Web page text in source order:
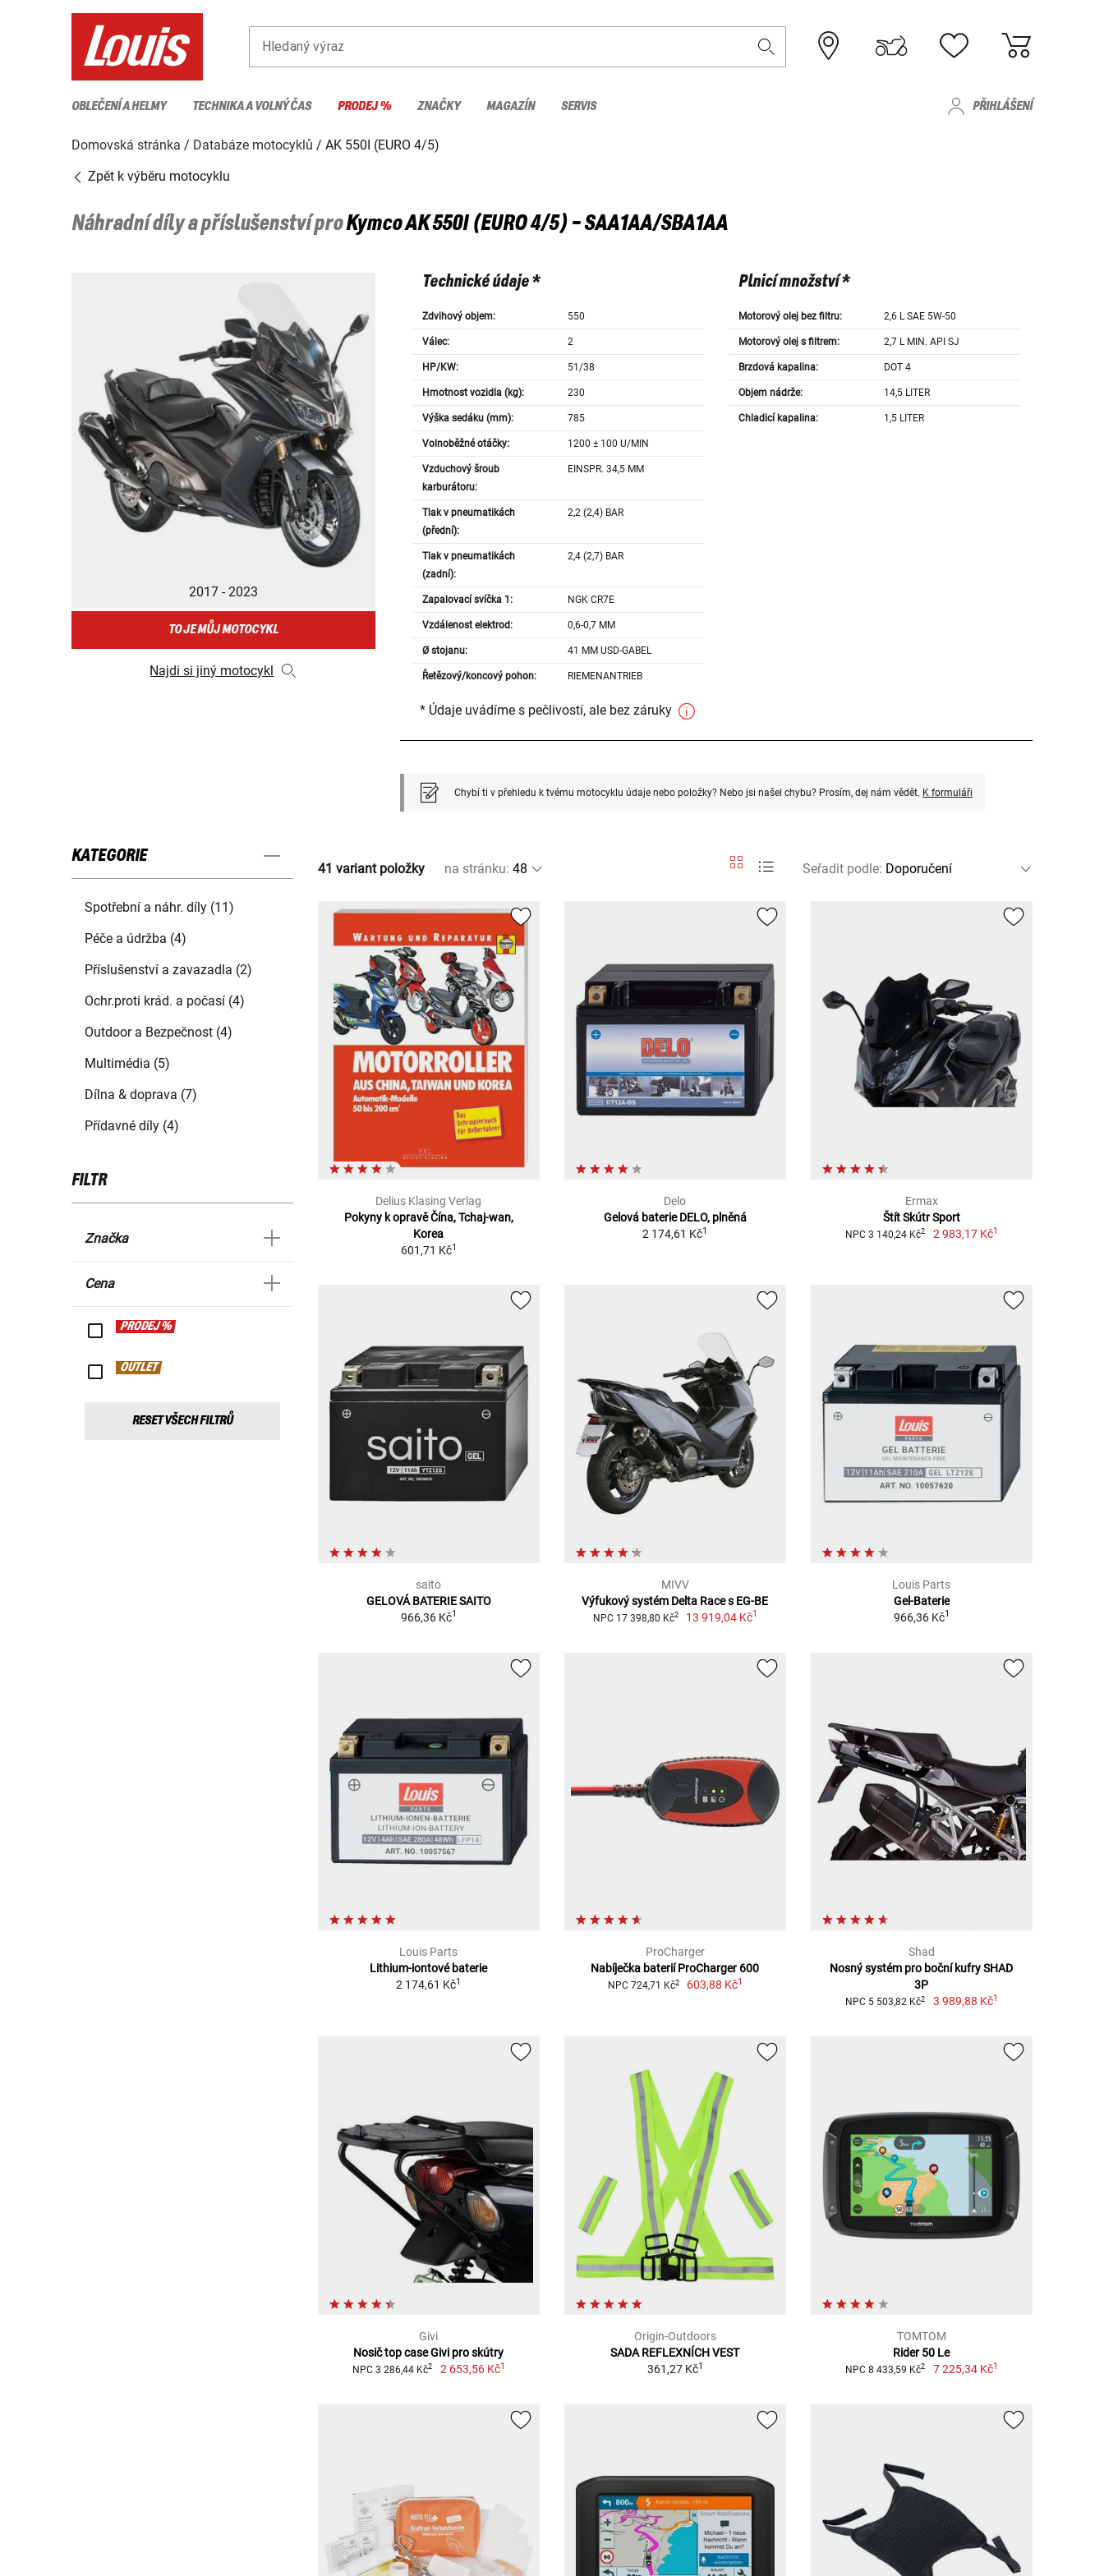
Hledaný výraz
OBLEČENÍ A HELMY TECHNIKA A VOLNÝ ČAS PRODEJ % ZNAČKY MAGAZÍN SERVIS PŘIHLÁŠENÍ
Domovská stránka Databáze motocyklů
AK 550I (EURO 4/5)
Zpět k výběru motocyklu
Náhradní díly a příslušenství proKymcoAK 550I (EURO 4/5) - SAA1AA/SBA1AA
2017 - 2023
TO JE MŮJ MOTOCYKL
Najdi si jiný motocykl
Technické údaje *
Zdvihový objem: 550
Válec: 2
HP/KW: 51/38
Hmotnost vozidla (kg): 230
Výška sedáku (mm): 785
Volnoběžné otáčky: 1200 ± 100 U/MIN
Vzduchový šroub
karburátoru:
EINSPR. 34,5 MM
Tlak v pneumatikách
(přední):
2,2 (2,4) BAR
Tlak v pneumatikách
(zadní):
2,4 (2,7) BAR
Zapalovací svíčka 1: NGK CR7E
Vzdálenost elektrod: 0,6-0,7 MM
Ø stojanu: 41 MM USD-GABEL
Řetězový/koncový pohon: RIEMENANTRIEB
Plnicí množství *
Motorový olej bez filtru: 2,6 L SAE 5W-50
Motorový olej s filtrem: 2,7 L MIN. API SJ
Brzdová kapalina: DOT 4
Objem nádrže: 14,5 LITER
Chladicí kapalina: 1,5 LITER
* Údaje uvádíme s pečlivostí, ale bez záruky
Chybí ti v přehledu k tvému motocyklu údaje nebo položky? Nebo jsi našel chybu? Prosím, dej nám vědět. K formuláři
KATEGORIE
Spotřební a náhr. díly (11)
Péče a údržba (4)
Příslušenství a zavazadla (2)
Ochr.proti krád. a počasí (4)
Outdoor a Bezpečnost (4)
Multimédia (5)
Dílna & doprava (7)
Přídavné díly (4)
FILTR
Značka
Cena
PRODEJ %
OUTLET
RESET VŠECH FILTRŮ
41 variant položky na stránku: Seřadit podle:
Delius Klasing Verlag
Pokyny k opravě Čína, Tchaj-wan,
Korea
601,71 Kč1
Delo
Gelová baterie DELO, plněná
2 174,61 Kč1
Ermax
Štít Skútr Sport
NPC 3 140,24 Kč2 2 983,17 Kč1
saito
GELOVÁ BATERIE SAITO
966,36 Kč1
MIVV
Výfukový systém Delta Race s EG-BE
NPC 17 398,80 Kč2 13 919,04 Kč1
Louis Parts
Gel-Baterie
966,36 Kč1
Louis Parts
Lithium-iontové baterie
2 174,61 Kč1
ProCharger
Nabíječka baterií ProCharger 600
NPC 724,71 Kč2 603,88 Kč1
Shad
Nosný systém pro boční kufry SHAD
3P
NPC 5 503,82 Kč2 3 989,88 Kč1
Givi
Nosič top case Givi pro skútry
NPC 3 286,44 Kč2 2 653,56 Kč1
Origin-Outdoors
SADA REFLEXNÍCH VEST
361,27 Kč1
TOMTOM
Rider 50 Le
NPC 8 433,59 Kč2 7 225,34 Kč1